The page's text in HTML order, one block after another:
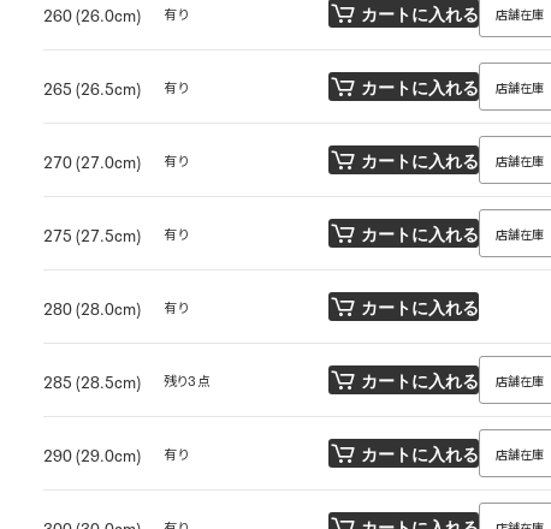
260 (26.0cm) 有り カートに入れる 店舗在庫
265 (26.5cm) 有り カートに入れる 店舗在庫
270 (27.0cm) 有り カートに入れる 店舗在庫
275 (27.5cm) 有り カートに入れる 店舗在庫
280 (28.0cm) 有り カートに入れる
285 (28.5cm) 残り3点 カートに入れる 店舗在庫
290 (29.0cm) 有り カートに入れる 店舗在庫